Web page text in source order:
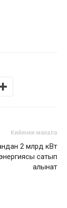
Кийинки макала
2 млрд кВт
сатып
алынат